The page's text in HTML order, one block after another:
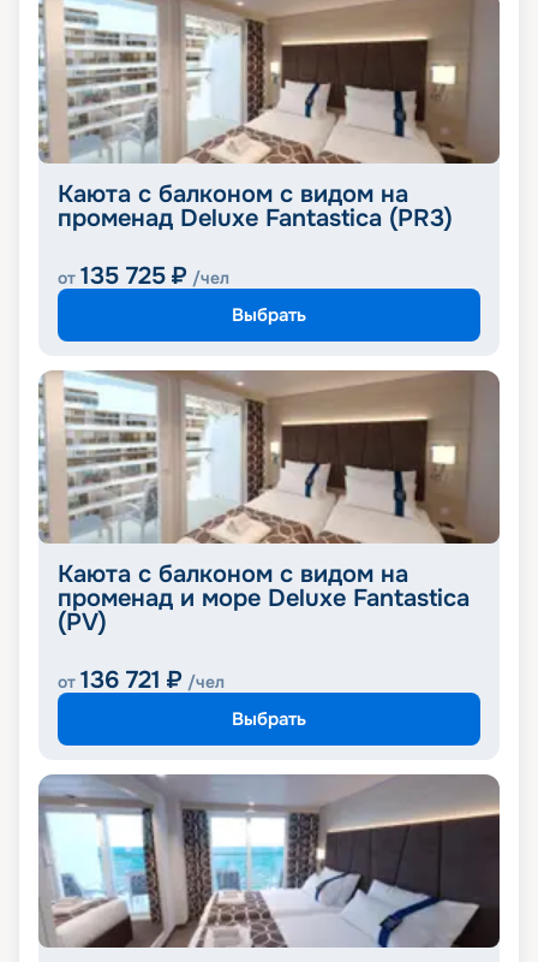
Каюта с балконом с видом на
променад Deluxe Fantastica (PR3)
от 135 725 ₽ /чел
Выбрать
Каюта с балконом с видом на
променад и море Deluxe Fantastica
(PV)
от 136 721 ₽ /чел
Выбрать